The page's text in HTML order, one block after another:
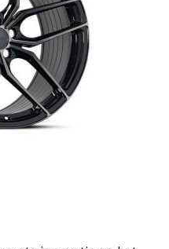
dankzij het
ontwerp. Met de
auto er brutaler uitzien.
gedistribueerd